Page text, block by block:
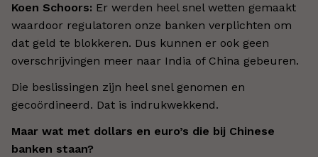
Koen Schoors: Er werden heel snel wetten gemaakt
waardoor regulatoren onze banken verplichten om
dat geld te blokkeren. Dus kunnen er ook geen
overschrijvingen meer naar India of China gebeuren.
Die beslissingen zijn heel snel genomen en
gecoördineerd. Dat is indrukwekkend.
Maar wat met dollars en euro’s die bij Chinese
banken staan?